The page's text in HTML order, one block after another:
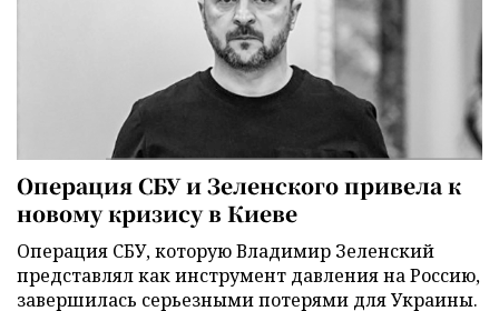
Операция СБУ и Зеленского привела к
новому кризису в Киеве
Операция СБУ, которую Владимир Зеленский
представлял как инструмент давления на Россию,
завершилась серьезными потерями для Украины.